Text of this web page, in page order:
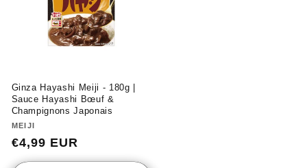
Ginza Hayashi Meiji - 180g |
Sauce Hayashi Bœuf &
Champignons Japonais
Fournisseur :
MEIJI
Prix
habituel
€4,99 EUR